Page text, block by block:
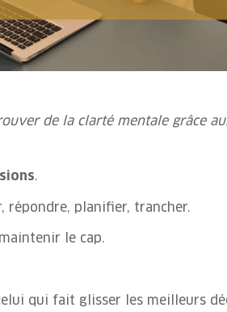
de la clarté mentale grâce
.
répondre, planifier, trancher.
le cap.
qui fait glisser les meilleurs